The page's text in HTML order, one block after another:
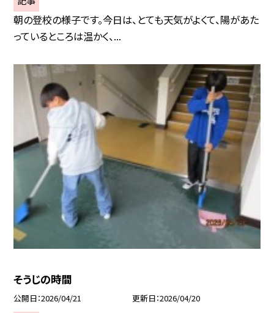
朝の登校の様子です。今日は、とても天気がよくて、陽があた
っているところは温かく、...
そうじの時間
公開日 2026/04/21 更新日 2026/04/20